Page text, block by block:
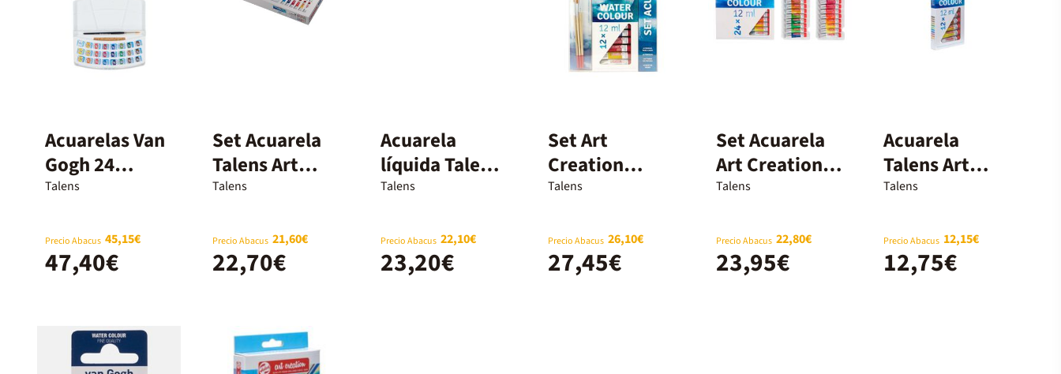
Acuarelas Van
Gogh 24
colores
Talens
Precio Abacus 45,15€
47,40€
Set Acuarela
Talens Art
Creation
Talens
Precio Abacus 21,60€
22,70€
Acuarela
líquida Talens
Ecoline
colores
Talens
Precio Abacus 22,10€
23,20€
Set Art
Creation
Bellas Artes
Talens
Precio Abacus 26,10€
27,45€
Set Acuarela
Art Creation
24 colores
Talens
Precio Abacus 22,80€
23,95€
Acuarela
Talens Art
Creation 12
Talens
Precio Abacus 12,15€
12,75€